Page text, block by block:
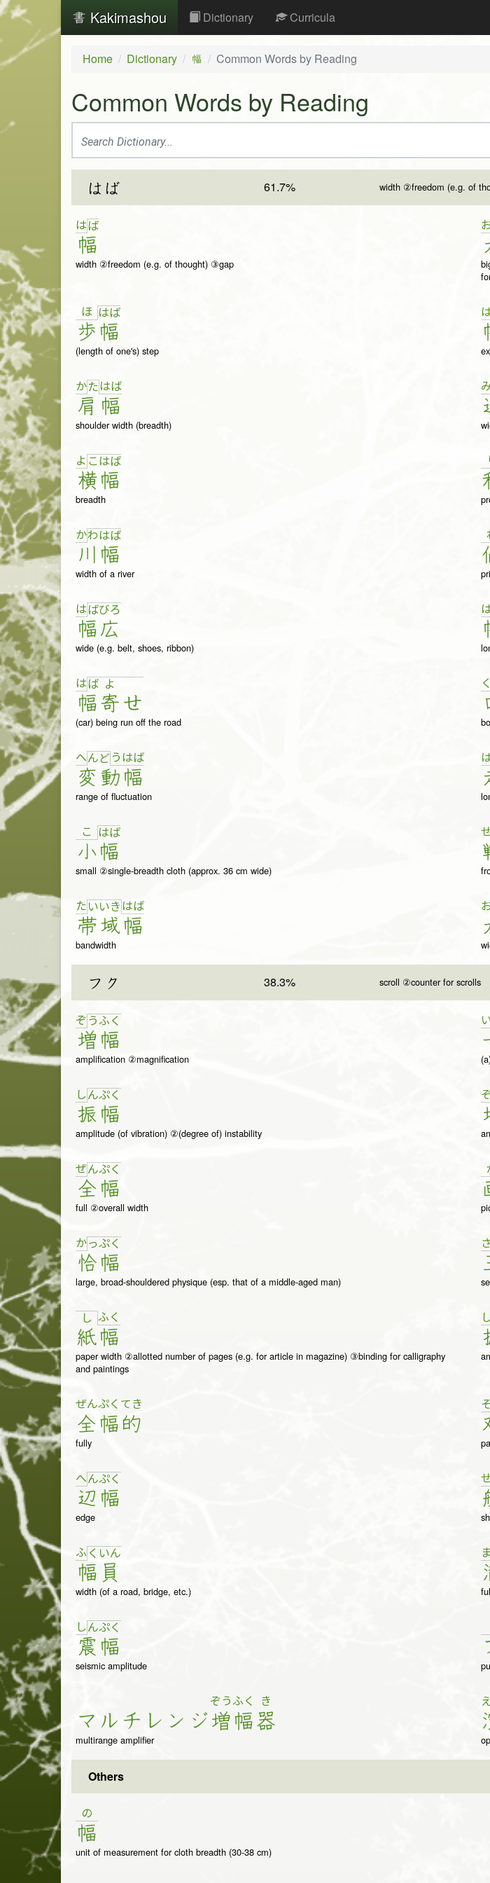
Kakimashou Dictionary Curricula
Home Dictionary 幅 Common Words by Reading
Common Words by Reading
はば 61.7% width ②freedom (e.g. of
はば
幅
width ②freedom (e.g. of thought) ③gap
ほ
歩
はば
幅
(length of one's) step
かた
肩
はば
幅
shoulder width (breadth)
よ こ
横
はば
幅
breadth
かわ
川
はば
幅
width of a river
はば
幅
びろ
広
wide (e.g. belt, shoes, ribbon)
はば
幅
よ
寄せ
(car) being run off the road
く
へん
変
ど う
動
はば
幅
range of fluctuation
こ
小
はば
幅
small ②single-breadth cloth (approx. 36 cm wide)
た い
帯
いき
域
はば
幅
bandwidth
フク 38.3% scroll ②counter for scrolls
ぞ う
増
ふ く
幅
amplification ②magnification
しん
振
ぷく
幅
amplitude (of vibration) ②(degree of) instability
ぞ
ぜん
全
ぷく
幅
full ②overall width
かっ
恰
ぷく
幅
large, broad-shouldered physique (esp. that of a middle-aged man)
さ
し
紙
ふ く
幅
paper width ②allotted number of pages (e.g. for article in magazine) ③binding for calligraphy
and paintings
ぜん
全
ぷく
幅
てき
的
fully
へん
辺
ぷく
幅
edge
ふ く
幅
いん
員
width (of a road, bridge, etc.)
ま
しん
震
ぷく
幅
seismic amplitude
マ ル チ レ ン ジ
ぞう
増
ふく
幅
き
器
multirange amplifier
Others
の
幅
unit of measurement for cloth breadth (30-38 cm)